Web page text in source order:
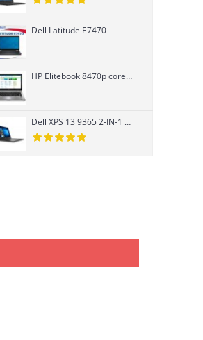
Dell Latitude E7470
HP Elitebook 8470p core i7 Ivy Bridge 3520M, Card rời
Dell XPS 13 9365 2-IN-1 cảm ứng Core i7